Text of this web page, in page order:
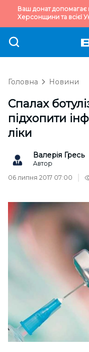
Ваш донат допомагає
Херсонщини та всієї
Головна Новини
Спалах
підхопити
ліки
Валерія Гресь
Автор
06 липня 2017 07:00